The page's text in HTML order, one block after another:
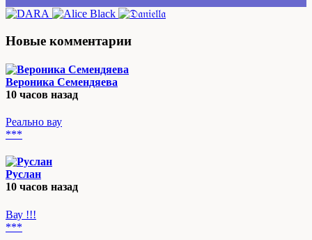
Новые комментарии
Вероника Семендяева
10 часов назад
Реально вау
***
Руслан
10 часов назад
Вау !!!
***